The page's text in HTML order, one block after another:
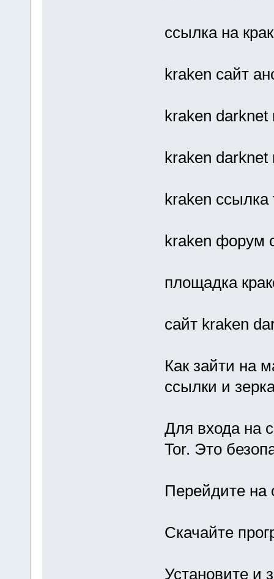
ссылка на
kraken сайт
kraken darknet
kraken
kraken
kraken форум
площадка
сайт kraken
Как зайти на
ссылки и
Для входа на
Tor. Это
Перейдите на
Скачайте
Установите и